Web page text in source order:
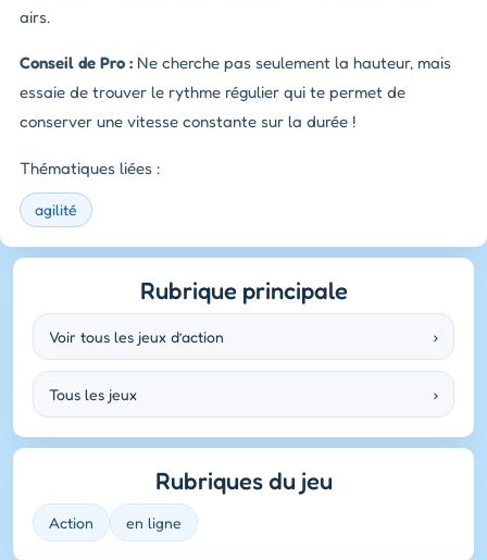
airs.
Conseil de Pro : Ne cherche pas seulement la hauteur, mais
essaie de trouver le rythme régulier qui te permet de
conserver une vitesse constante sur la durée !
Thématiques liées :
agilité
Rubrique principale
Voir tous les jeux d’action ›
Tous les jeux ›
Rubriques du jeu
Action en ligne